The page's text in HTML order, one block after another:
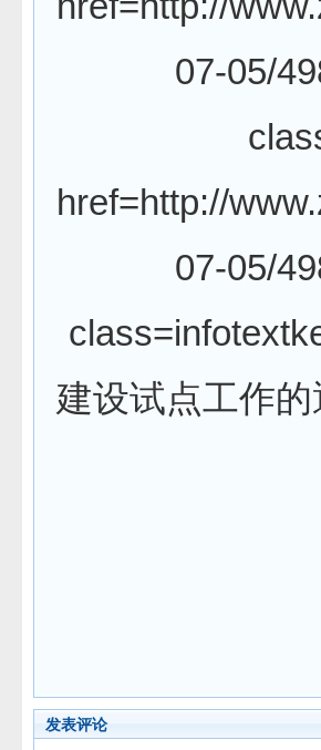
发表评论